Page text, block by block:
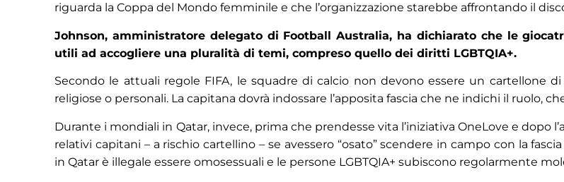
riguarda la Coppa del Mondo femminile e che l’organizzazione starebbe affrontando il
Johnson, amministratore delegato di Football Australia, ha dichiarato che le
utili ad accogliere una pluralità di temi, compreso quello dei diritti LGBTQIA+.
Secondo le attuali regole FIFA, le squadre di calcio non devono essere un cartellone
religiose o personali. La capitana dovrà indossare l’apposita fascia che ne indichi il ruolo,
Durante i mondiali in Qatar, invece, prima che prendesse vita l’iniziativa OneLove e dopo
relativi capitani – a rischio cartellino – se avessero “osato” scendere in campo con la
in Qatar è illegale essere omosessuali e le persone LGBTQIA+ subiscono regolarmente